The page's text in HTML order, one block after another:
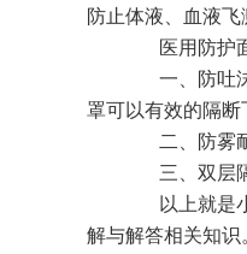
防止体液、血液飞
医用防护面
一、防吐沫
罩可以有效的隔断
二、防雾耐
三、双层隔
以上就是小
解与解答相关知识。